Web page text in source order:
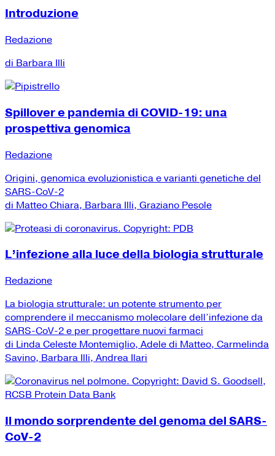
Introduzione
Redazione
di Barbara Illi
Spillover e pandemia di COVID-19: una
prospettiva genomica
Redazione
Origini, genomica evoluzionistica e varianti genetiche del
SARS-CoV-2
di Matteo Chiara, Barbara Illi, Graziano Pesole
L’infezione alla luce della biologia strutturale
Redazione
La biologia strutturale: un potente strumento per
comprendere il meccanismo molecolare dell’infezione da
SARS-CoV-2 e per progettare nuovi farmaci
di Linda Celeste Montemiglio, Adele di Matteo, Carmelinda
Savino, Barbara Illi, Andrea Ilari
Il mondo sorprendente del genoma del SARS-
CoV-2